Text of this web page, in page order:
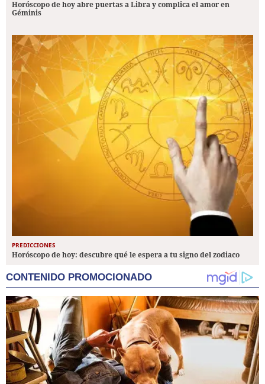
Horóscopo de hoy abre puertas a Libra y complica el amor en
Géminis
PREDICCIONES
Horóscopo de hoy: descubre qué le espera a tu signo del zodiaco
CONTENIDO PROMOCIONADO